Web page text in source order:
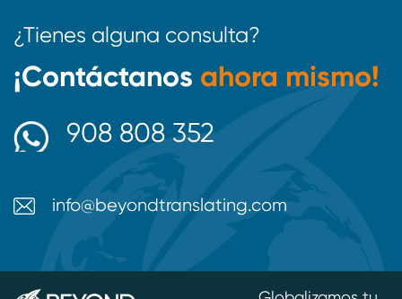
¿Tienes alguna consulta?
¡Contáctanos ahora mismo!
908 808 352
info@beyondtranslating.com